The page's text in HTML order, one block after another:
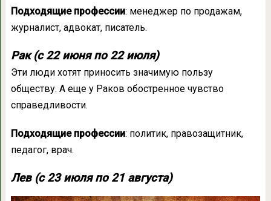
Подходящие профессии: менеджер по продажам,
журналист, адвокат, писатель.
Рак (с 22 июня по 22 июля)
Эти люди хотят приносить значимую пользу
обществу. А еще у Раков обостренное чувство
справедливости.
Подходящие профессии: политик, правозащитник,
педагог, врач.
Лев (с 23 июля по 21 августа)